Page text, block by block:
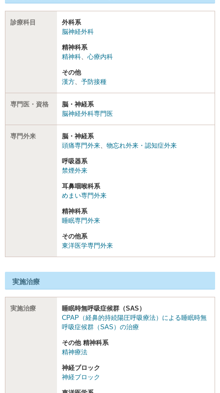
診療科目
外科系
脳神経外科
精神科系
精神科、 心療内科
その他
漢方、 予防接種
専門医・資格
脳・神経系
脳神経外科専門医
専門外来
脳・神経系
頭痛専門外来、 物忘れ外来・認知症外来
呼吸器系
禁煙外来
耳鼻咽喉科系
めまい専門外来
精神科系
睡眠専門外来
その他系
東洋医学専門外来
実施治療
実施治療
睡眠時無呼吸症候群（SAS）
CPAP（経鼻的持続陽圧呼吸療法）による睡眠時無
呼吸症候群（SAS）の治療
その他 精神科系
精神療法
神経ブロック
神経ブロック